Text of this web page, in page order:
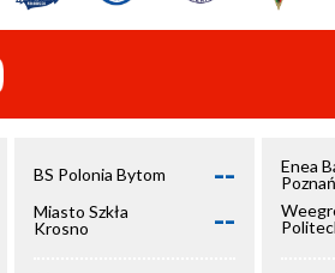
BS Polonia Bytom --
Miasto Szkła
Krosno
--
Enea
Poznań